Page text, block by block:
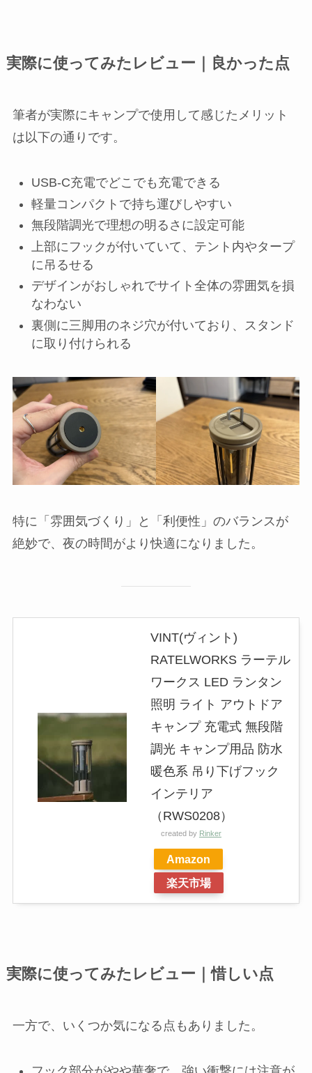
実際に使ってみたレビュー｜良かった点
筆者が実際にキャンプで使用して感じたメリット
は以下の通りです。
USB-C充電でどこでも充電できる
軽量コンパクトで持ち運びしやすい
無段階調光で理想の明るさに設定可能
上部にフックが付いていて、テント内やタープ
に吊るせる
デザインがおしゃれでサイト全体の雰囲気を損
なわない
裏側に三脚用のネジ穴が付いており、スタンド
に取り付けられる
特に「雰囲気づくり」と「利便性」のバランスが
絶妙で、夜の時間がより快適になりました。
VINT(ヴィント)
RATELWORKS ラーテル
ワークス LED ランタン
照明 ライト アウトドア
キャンプ 充電式 無段階
調光 キャンプ用品 防水
暖色系 吊り下げフック
インテリア
（RWS0208）
created by Rinker
Amazon
楽天市場
実際に使ってみたレビュー｜惜しい点
一方で、いくつか気になる点もありました。